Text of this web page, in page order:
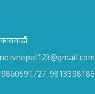
9860591727, 9813398186